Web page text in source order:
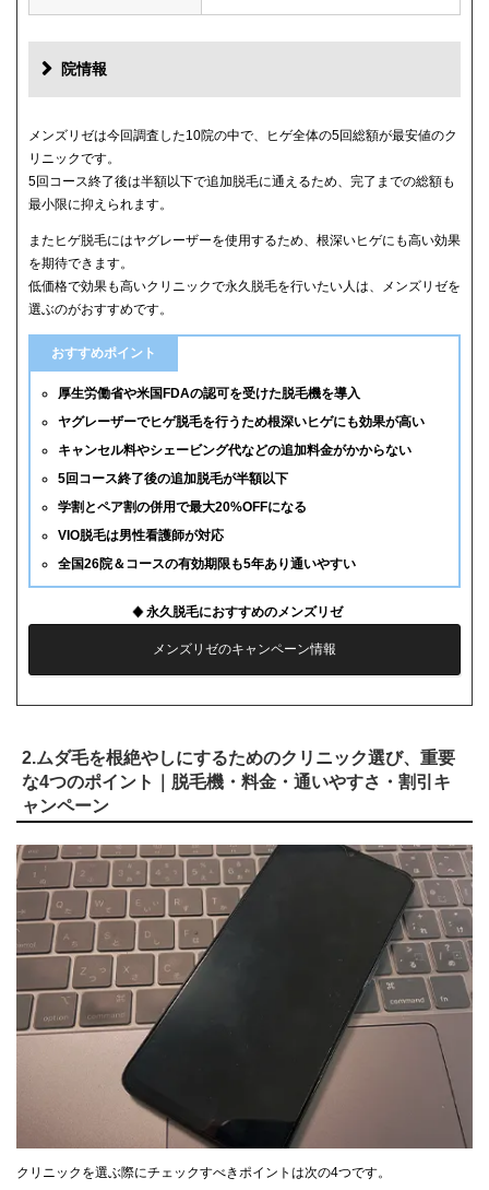
院情報
メンズリゼは今回調査した10院の中で、ヒゲ全体の5回総額が最安値のク
リニックです。
5回コース終了後は半額以下で追加脱毛に通えるため、完了までの総額も
最小限に抑えられます。
またヒゲ脱毛にはヤグレーザーを使用するため、根深いヒゲにも高い効果
を期待できます。
低価格で効果も高いクリニックで永久脱毛を行いたい人は、メンズリゼを
選ぶのがおすすめです。
おすすめポイント
厚生労働省や米国FDAの認可を受けた脱毛機を導入
ヤグレーザーでヒゲ脱毛を行うため根深いヒゲにも効果が高い
キャンセル料やシェービング代などの追加料金がかからない
5回コース終了後の追加脱毛が半額以下
学割とペア割の併用で最大20%OFFになる
VIO脱毛は男性看護師が対応
全国26院＆コースの有効期限も5年あり通いやすい
永久脱毛におすすめのメンズリゼ
メンズリゼのキャンペーン情報
2.ムダ毛を根絶やしにするためのクリニック選び、重要
な4つのポイント｜脱毛機・料金・通いやすさ・割引キ
ャンペーン
クリニックを選ぶ際にチェックすべきポイントは次の4つです。